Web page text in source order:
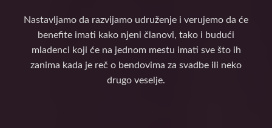
Nastavljamo da razvijamo udruženje i verujemo da će
benefite imati kako njeni članovi, tako i budući
mladenci koji će na jednom mestu imati sve što ih
zanima kada je reč o bendovima za svadbe ili neko
drugo veselje.